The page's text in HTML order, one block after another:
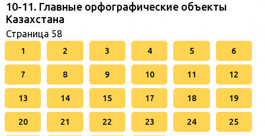
10-11. Главные орфографические объекты
Казахстана
Страница 58
1 2 3 4 5 6
7 8 9 10 11 12
13 14 15 17 18 19
20 21 22 23 24 25